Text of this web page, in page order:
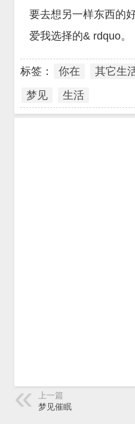
要去想另一样东西的
爱我选择的& rdquo。
标签： 你在 其它生
梦见
生活
上一篇
梦见催眠